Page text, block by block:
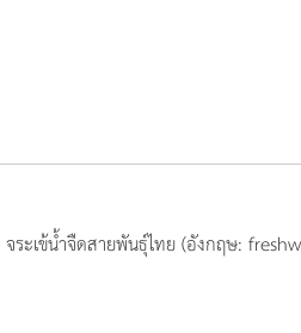
จระเข้น้ำจืดสายพันธุ์ไทย (อังกฤษ: